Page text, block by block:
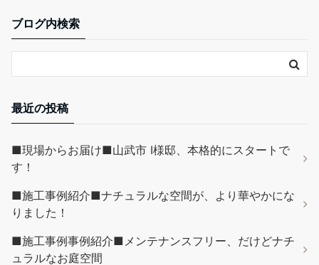
ブログ内検索
最近の投稿
■現場からお届け■山武市 I様邸、本格的にスタートで
す！
■施工事例紹介■ナチュラルな空間が、より華やかにな
りました！
■施工事例事例紹介■メンテナンスフリー、だけどナチ
ュラルなお庭空間